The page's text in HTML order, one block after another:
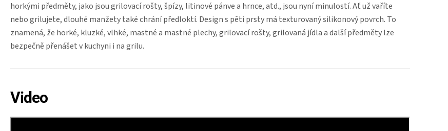
horkými předměty, jako jsou grilovací rošty, špízy, litinové pánve a hrnce, atd., jsou nyní minulostí. Ať už vaříte
nebo grilujete, dlouhé manžety také chrání předloktí. Design s pěti prsty má texturovaný silikonový povrch. To
znamená, že horké, kluzké, vlhké, mastné a mastné plechy, grilovací rošty, grilovaná jídla a další předměty lze
bezpečně přenášet v kuchyni i na grilu.
Video